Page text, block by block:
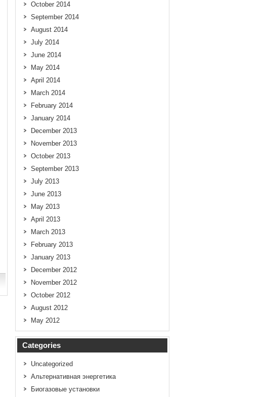
October 2014
September 2014
August 2014
July 2014
June 2014
May 2014
April 2014
March 2014
February 2014
January 2014
December 2013
November 2013
October 2013
September 2013
July 2013
June 2013
May 2013
April 2013
March 2013
February 2013
January 2013
December 2012
November 2012
October 2012
August 2012
May 2012
Categories
Uncategorized
Альтернативная энергетика
Биогазовые установки